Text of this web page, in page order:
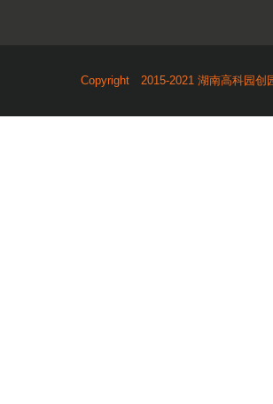
Copyright 2015-2021 湖南高科园创